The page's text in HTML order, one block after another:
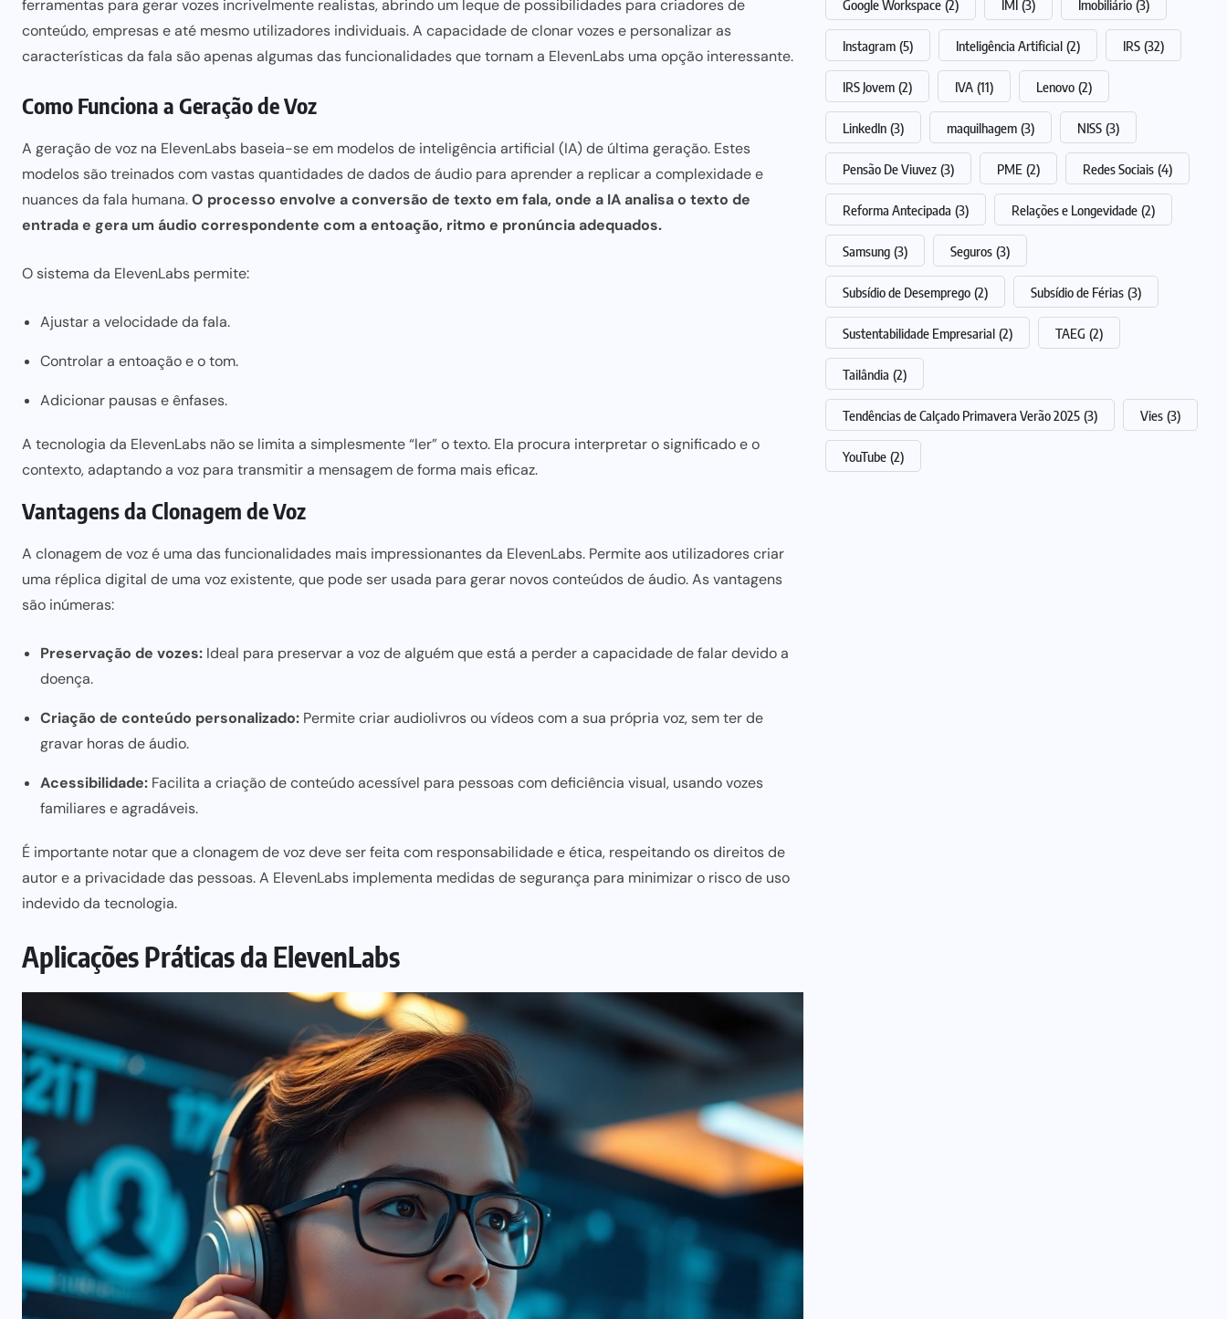
ferramentas para gerarvozes incrivelmente realistas, abrindo um leque de possibilidades para criadores de
conteúdo, empresas e até mesmo utilizadores individuais. A capacidade de clonar vozes e personalizar as
características da fala são apenas algumas das funcionalidades que tornam a ElevenLabs uma opção interessante.
Como Funciona a Geração de Voz
A geração de voz na ElevenLabs baseia-se em modelos de inteligência artificial (IA) de última geração. Estes
modelos são treinados com vastas quantidades de dados de áudio para aprender a replicar a complexidade e
nuances da fala humana.O processo envolve a conversão de texto em fala, onde a IA analisa o texto de
entrada e gera um áudio correspondente com a entoação, ritmo e pronúncia adequados.
O sistema da ElevenLabs permite:
Ajustar a velocidade da fala.
Controlar a entoação e o tom.
Adicionar pausas e ênfases.
A tecnologia da ElevenLabs não se limita a simplesmente “ler” o texto. Ela procura interpretar o significado e o
contexto, adaptando a voz para transmitir a mensagem de forma mais eficaz.
Vantagens da Clonagem de Voz
A clonagem de vozé uma das funcionalidades mais impressionantes da ElevenLabs. Permite aos utilizadores criar
uma réplica digital de uma voz existente, que podeser usada para gerar novos conteúdos de áudio. As vantagens
são inúmeras:
Preservação de vozes: Ideal para preservar a voz de alguém que está a perder a capacidade de falar devido a
doença.
Criação de conteúdo personalizado: Permite criar audiolivros ou vídeos com a sua própria voz, sem ter de
gravar horas de áudio.
Acessibilidade: Facilita a criação de conteúdo acessível para pessoas com deficiência visual, usando vozes
familiares e agradáveis.
É importante notar que a clonagem de vozdeve serfeita com responsabilidade e ética, respeitando os direitos de
autor e a privacidade das pessoas. A ElevenLabs implementa medidas de segurança para minimizar o riscode uso
indevido da tecnologia.
Aplicações Práticas da ElevenLabs
Google Workspace (2) IMI (3) Imobiliário (3)
Instagram (5) Inteligência Artificial (2) IRS (32)
IRS Jovem (2) IVA (11) Lenovo (2)
LinkedIn (3) maquilhagem (3) NISS (3)
Pensão De Viuvez (3) PME (2) Redes Sociais (4)
Reforma Antecipada (3) Relações e Longevidade (2)
Samsung (3) Seguros (3)
Subsídio de Desemprego (2) Subsídio de Férias (3)
Sustentabilidade Empresarial (2) TAEG (2)
Tailândia (2)
Tendências de Calçado Primavera Verão 2025 (3) Vies (3)
YouTube (2)